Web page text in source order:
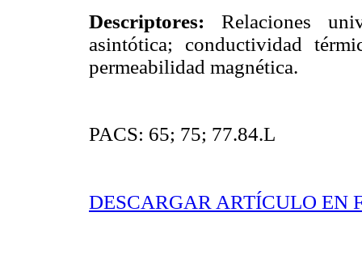
Descriptores: Relaciones
asintótica; conductividad
permeabilidad magnética.
PACS: 65; 75; 77.84.L
DESCARGAR ARTÍCULO EN